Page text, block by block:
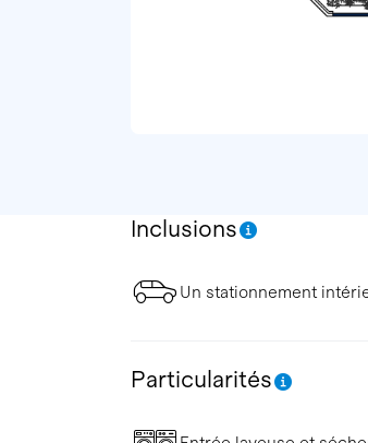
Inclusions
Un stationnement
Particularités